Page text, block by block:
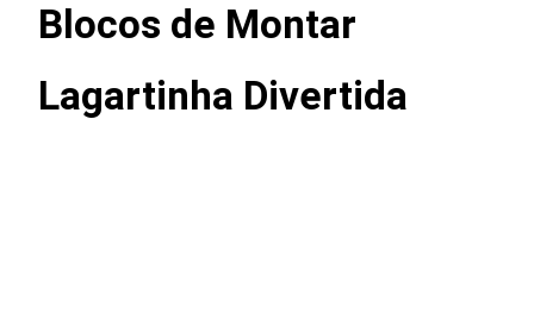
Blocos de Montar
Lagartinha Divertida